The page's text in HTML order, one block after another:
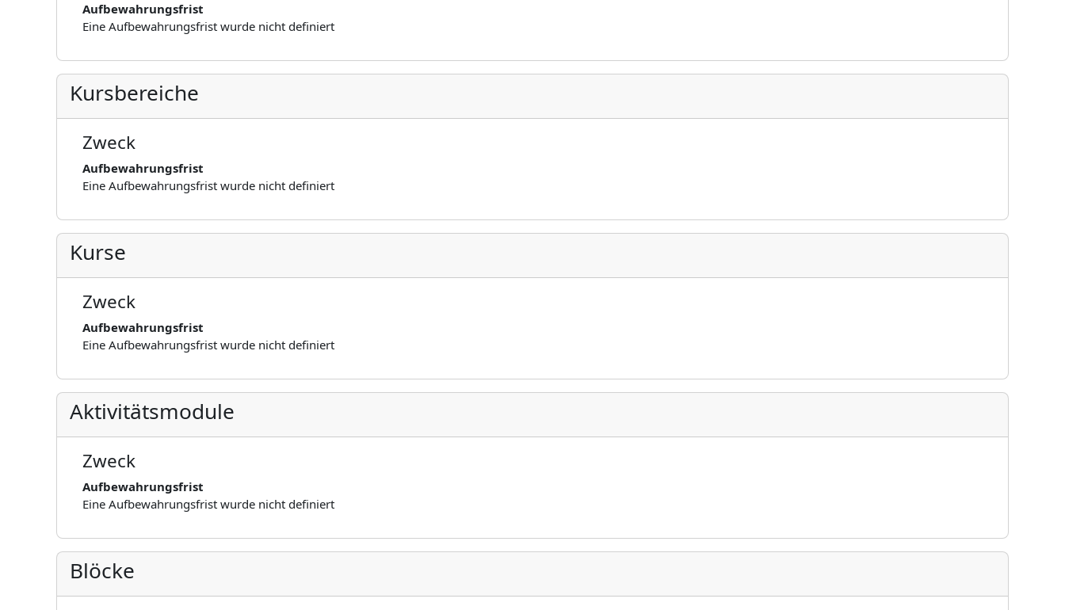
Aufbewahrungsfrist
Eine Aufbewahrungsfrist wurde nicht definiert
Kursbereiche
Zweck
Aufbewahrungsfrist
Eine Aufbewahrungsfrist wurde nicht definiert
Kurse
Zweck
Aufbewahrungsfrist
Eine Aufbewahrungsfrist wurde nicht definiert
Aktivitätsmodule
Zweck
Aufbewahrungsfrist
Eine Aufbewahrungsfrist wurde nicht definiert
Blöcke